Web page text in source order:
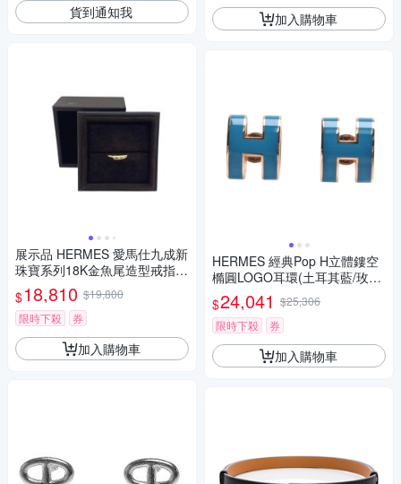
貨到通知我
展示品 HERMES 愛馬仕九成新
珠寶系列18K金魚尾造型戒指
(國際圍11 台圍52)
$18,810 $19,800
限時下殺
券
加入購物車
加入購物車
HERMES 經典Pop H立體鏤空
橢圓LOGO耳環(土耳其藍/玫瑰
金)
$24,041 $25,306
限時下殺
券
加入購物車